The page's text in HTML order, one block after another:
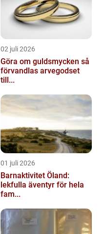
02 juli 2026
Göra om guldsmycken så
förvandlas arvegodset
till...
01 juli 2026
Barnaktivitet Öland:
lekfulla äventyr för hela
fam...